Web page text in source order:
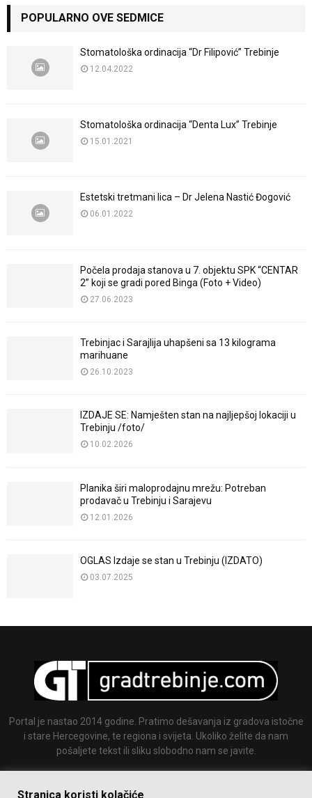
POPULARNO OVE SEDMICE
Stomatološka ordinacija “Dr Filipović” Trebinje
12.04.2022
Stomatološka ordinacija “Denta Lux” Trebinje
15.01.2021
Estetski tretmani lica – Dr Jelena Nastić Đogović
06.01.2022
Počela prodaja stanova u 7. objektu SPK “CENTAR
2” koji se gradi pored Binga (Foto + Video)
27.06.2023
Trebinjac i Sarajlija uhapšeni sa 13 kilograma
marihuane
26.10.2023
IZDAJE SE: Namješten stan na najljepšoj lokaciji u
Trebinju /foto/
10.02.2026
Planika širi maloprodajnu mrežu: Potreban
prodavač u Trebinju i Sarajevu
12.01.2026
OGLAS Izdaje se stan u Trebinju (IZDATO)
03.07.2025
Portal je nastao 2014 godine. Pratimo dešavanja iz gradova istočne
i stare Hercegovine, te regiona i svijeta. Ukoliko želite da nam
pošaljete tekst ili sliku slobodno nam se javite.
Stranica koristi kolačiće